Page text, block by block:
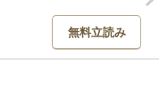
無料立読み